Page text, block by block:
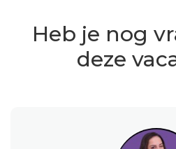
Heb je nog
deze